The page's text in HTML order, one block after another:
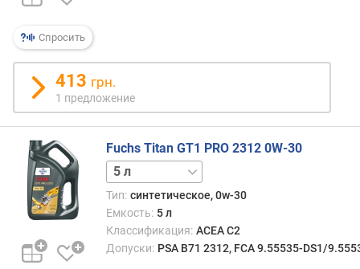
о
т
з
ы
в
а
м
п
о
д
а
е
д
Спросить
413 грн.
1 предложение
Fuchs Titan GT1 PRO 2312 0W-30
1 л
Тип: синтетическое, 0w-30
Емкость: 5 л
Классификация: ACEA C2
Допуски: PSA B71 2312, FCA 9.55535-DS1/